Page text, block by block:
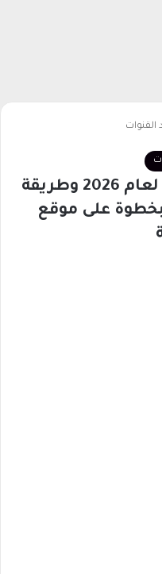
القنوات
تردد قنوات أفلام جديدة لعام 2026 وطريقة
على موقع